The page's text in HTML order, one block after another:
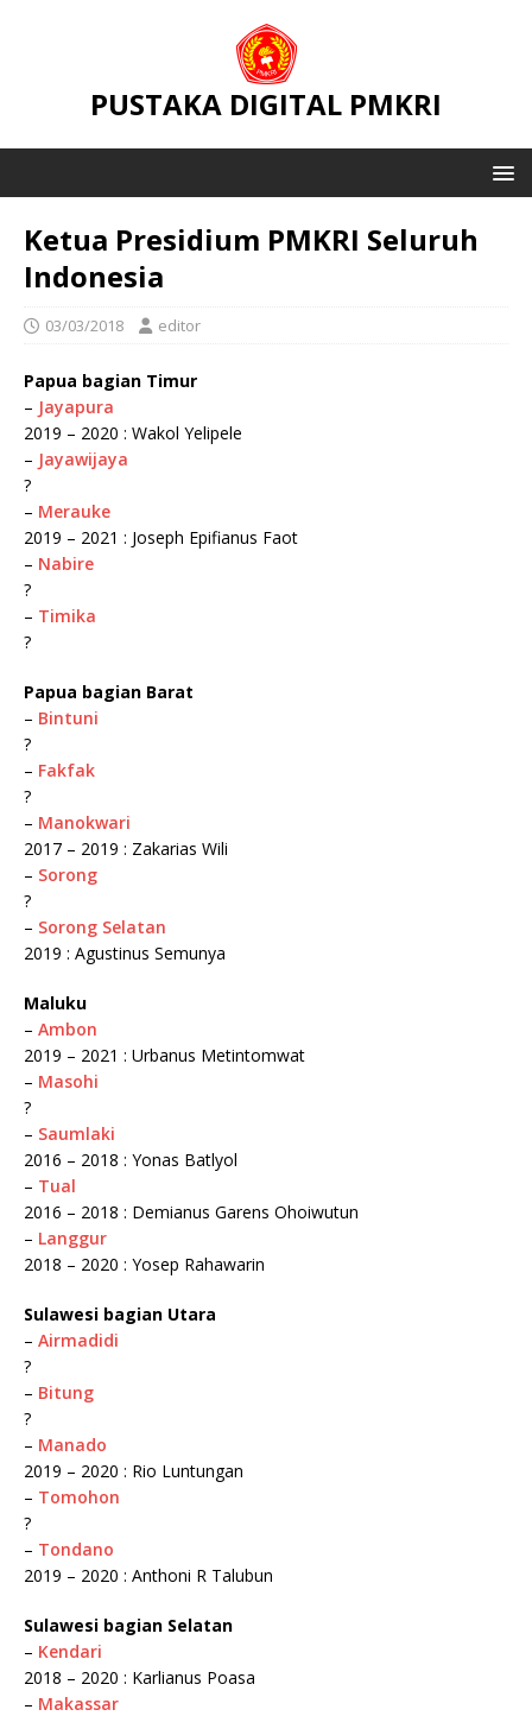
PUSTAKA DIGITAL PMKRI
Ketua Presidium PMKRI Seluruh
Indonesia
03/03/2018 editor
Papua bagian Timur
– Jayapura
2019 – 2020 : Wakol Yelipele
– Jayawijaya
?
– Merauke
2019 – 2021 : Joseph Epifianus Faot
– Nabire
?
– Timika
?
Papua bagian Barat
– Bintuni
?
– Fakfak
?
– Manokwari
2017 – 2019 : Zakarias Wili
– Sorong
?
– Sorong Selatan
2019 : Agustinus Semunya
Maluku
– Ambon
2019 – 2021 : Urbanus Metintomwat
– Masohi
?
– Saumlaki
2016 – 2018 : Yonas Batlyol
– Tual
2016 – 2018 : Demianus Garens Ohoiwutun
– Langgur
2018 – 2020 : Yosep Rahawarin
Sulawesi bagian Utara
– Airmadidi
?
– Bitung
?
– Manado
2019 – 2020 : Rio Luntungan
– Tomohon
?
– Tondano
2019 – 2020 : Anthoni R Talubun
Sulawesi bagian Selatan
– Kendari
2018 – 2020 : Karlianus Poasa
– Makassar